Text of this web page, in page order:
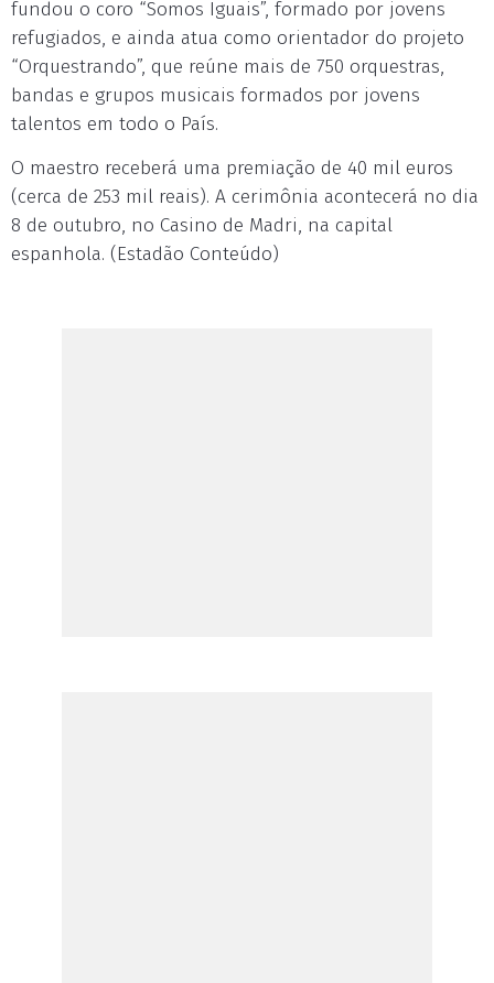
fundou o coro “Somos Iguais”, formado por jovens
refugiados, e ainda atua como orientador do projeto
“Orquestrando”, que reúne mais de 750 orquestras,
bandas e grupos musicais formados por jovens
talentos em todo o País.
O maestro receberá uma premiação de 40 mil euros
(cerca de 253 mil reais). A cerimônia acontecerá no dia
8 de outubro, no Casino de Madri, na capital
espanhola. (Estadão Conteúdo)